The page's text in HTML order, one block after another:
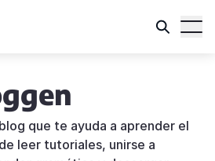
que te ayuda a aprender el
leer tutoriales, unirse a